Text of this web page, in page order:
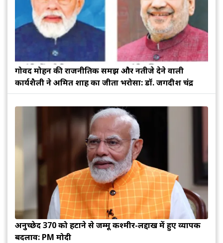
गोविंद मोहन की राजनीतिक समझ और नतीजे देने वाली
कार्यशैली ने अमित शाह का जीता भरोसा: डॉ. जगदीश चंद्र
अनुच्छेद 370 को हटाने से जम्मू कश्मीर-लद्दाख में हुए व्यापक
बदलाव: PM मोदी